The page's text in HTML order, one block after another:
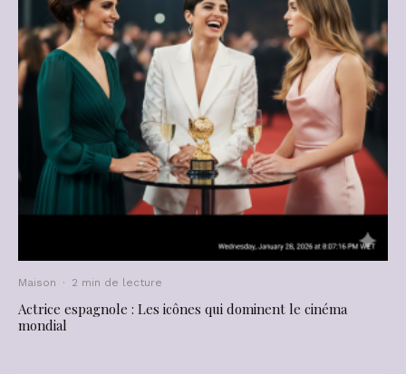
Maison · 2 min de lecture
Actrice espagnole : Les icônes qui dominent le cinéma
mondial